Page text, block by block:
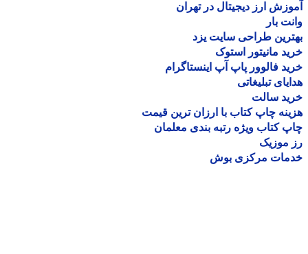
ارز دیجیتال در تهران
بار
طراحی سایت یزد
مانیتور استوک
فالوور پاپ آپ اینستاگرام
تبلیغاتی
سالت
چاپ کتاب با ارزان ترین قیمت
کتاب ویژه رتبه بندی معلمان
موزیک
مرکزی بوش